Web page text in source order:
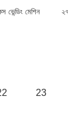
ভেন্ডিং মেশিন
23